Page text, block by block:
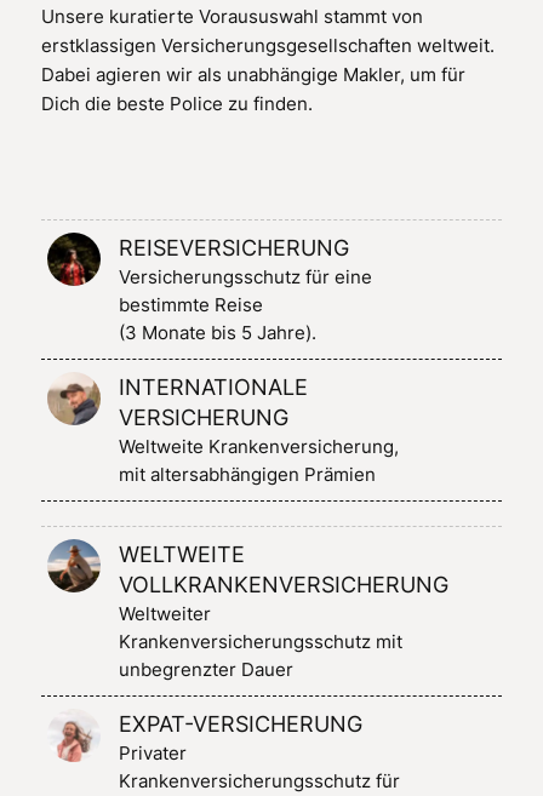
Unsere kuratierte Voraususwahl stammt von
erstklassigen Versicherungsgesellschaften weltweit.
Dabei agieren wir als unabhängige Makler, um für
Dich die beste Police zu finden.
REISEVERSICHERUNG
Versicherungsschutz für eine
bestimmte Reise
(3 Monate bis 5 Jahre).
INTERNATIONALE
VERSICHERUNG
Weltweite Krankenversicherung,
mit altersabhängigen Prämien
WELTWEITE
VOLLKRANKENVERSICHERUNG
Weltweiter
Krankenversicherungsschutz mit
unbegrenzter Dauer
EXPAT-VERSICHERUNG
Privater
Krankenversicherungsschutz für